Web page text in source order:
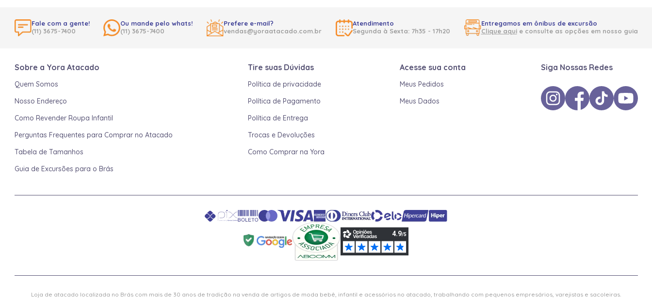
Fale com a gente!
(11) 3675-7400
Ou mande pelo whats!
(11) 3675-7400
Prefere e-mail?
vendas@yoraatacado.com.br
Atendimento
Segunda à Sexta: 7h35 - 17h20
Entregamos em ônibus de excursão
Clique aquie consulte as opções em nosso guia
Sobre a Yora Atacado
Quem Somos
Nosso Endereço
Como Revender Roupa Infantil
Perguntas Frequentes para Comprar no Atacado
Tabela de Tamanhos
Guia de Excursões para o Brás
Tire suas Dúvidas
Política de privacidade
Política de Pagamento
Política de Entrega
Trocas e Devoluções
Como Comprar na Yora
Acesse sua conta
Meus Pedidos
Meus Dados
Siga Nossas Redes
Loja de atacado localizada no Brás com mais de 30 anos de tradição na venda de artigos de moda bebê, infantil e acessórios no atacado, trabalhando com pequenos empresários, varejistas e sacoleiras.